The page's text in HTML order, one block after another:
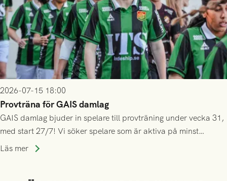
2026-07-15 18:00
Provträna för GAIS damlag
GAIS damlag bjuder in spelare till provträning under vecka 31,
med start 27/7! Vi söker spelare som är aktiva på minst
division 3-nivå.
Läs mer